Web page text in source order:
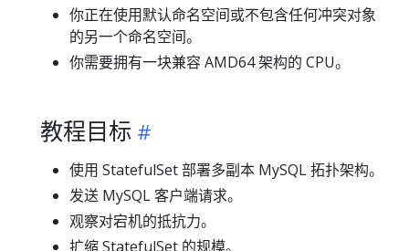
你正在使用默认命名空间或不包含任何冲突对象
的另一个命名空间。
你需要拥有一块兼容 AMD64 架构的 CPU。
教程目标
使用 StatefulSet 部署多副本 MySQL 拓扑架构。
发送 MySQL 客户端请求。
观察对宕机的抵抗力。
扩缩 StatefulSet 的规模。